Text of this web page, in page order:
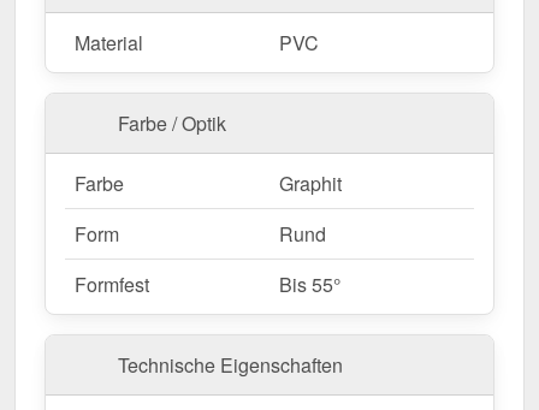
Material PVC
Farbe / Optik
Farbe
Graphit
Form
Rund
Formfest
Bis 55°
Technische Eigenschaften